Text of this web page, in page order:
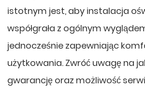
istotnym jest, aby instalacja
współgrała z ogólnym
jednocześnie zapewniając
użytkowania. Zwróć uwagę na
gwarancję oraz możliwość